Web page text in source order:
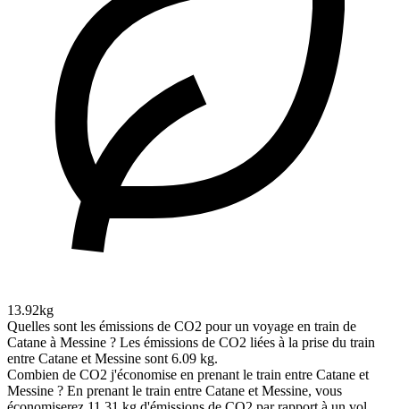
13.92kg
Quelles sont les émissions de CO2 pour un voyage en train de
Catane à Messine ? Les émissions de CO2 liées à la prise du train
entre Catane et Messine sont 6.09 kg.
Combien de CO2 j'économise en prenant le train entre Catane et
Messine ? En prenant le train entre Catane et Messine, vous